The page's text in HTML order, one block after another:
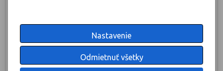
Nastavenie
Odmietnuť všetky